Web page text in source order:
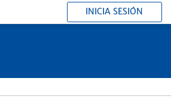
INICIA SESIÓN